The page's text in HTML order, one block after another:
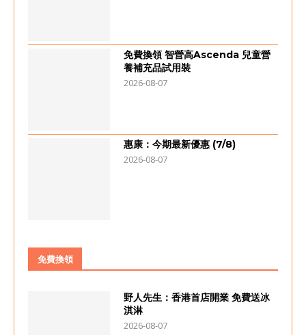
免費換領 智營高Ascenda 兒童營
養補充品試用裝
2026-08-07
惠康：今期最新優惠 (7/8)
2026-08-07
免費換領
野人先生：香港首店開業 免費送冰
淇淋
2026-08-07